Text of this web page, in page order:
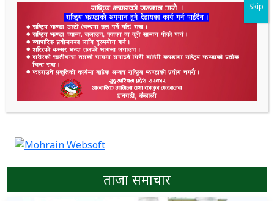
2.4K Shares
ताजा समाचार
Skip